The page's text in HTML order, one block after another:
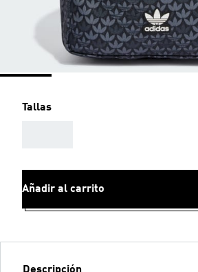
Tallas
Añadir al carrito